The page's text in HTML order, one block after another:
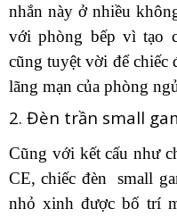
nhắn này ở nhiều
với phòng bếp vì tạo
cũng tuyệt vời để chiếc
lãng mạn của phòng
2. Đèn trần small
Cũng với kết cấu như
CE, chiếc đèn small
nhỏ xinh được bố trí